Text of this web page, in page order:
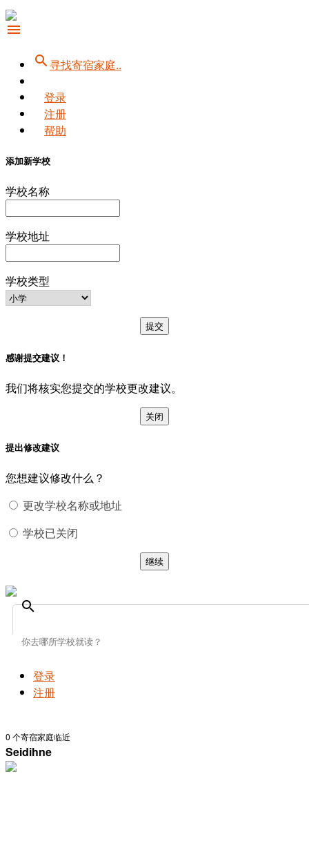
menu
search寻找寄宿家庭..
登录
注册
帮助
添加新学校
学校名称
学校地址
学校类型
提交
感谢提交建议！
我们将核实您提交的学校更改建议。
关闭
提出修改建议
您想建议修改什么？
更改学校名称或地址
学校已关闭
继续
search
登录
注册
0 个寄宿家庭临近
Seidihne